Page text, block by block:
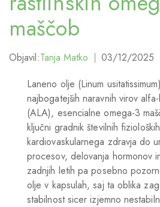
maščob
Objavil:Tanja Matko 03/12/2025
Laneno olje (Linum
najbogatejših naravnih virov
(ALA), esencialne omega-3
ključni gradnik številnih
kardiovaskularnega zdravja do
procesov, delovanja hormonov
zadnjih letih pa posebno
olje v kapsulah, saj ta oblika
stabilnost sicer izjemno